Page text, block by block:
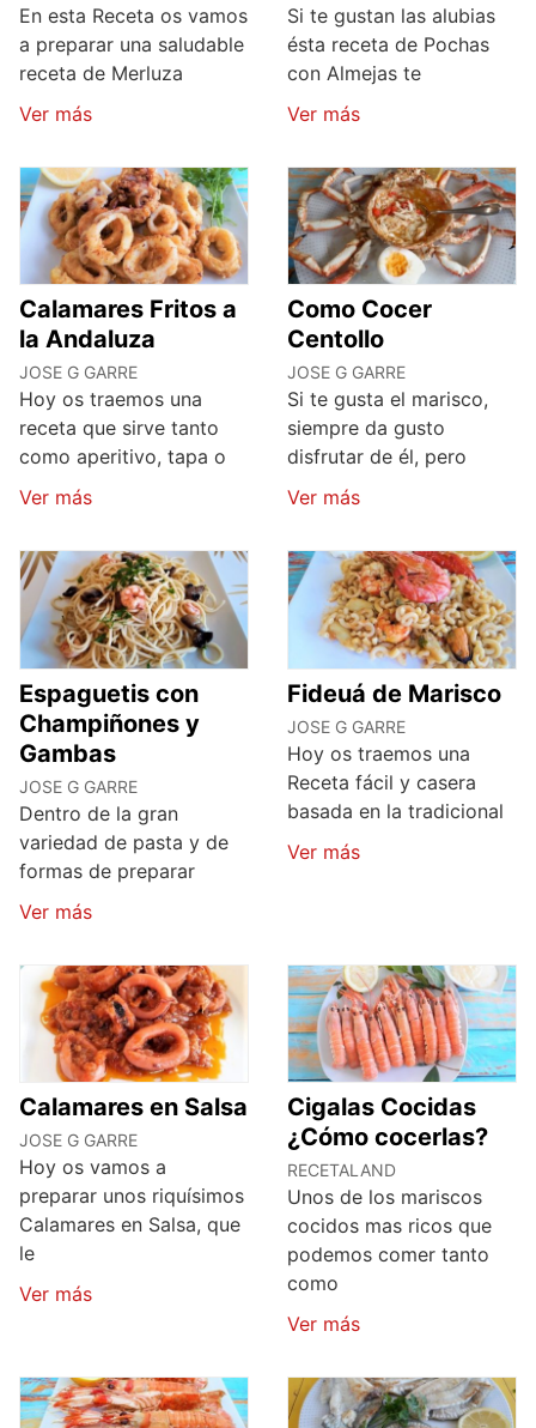
En esta Receta os vamos
a preparar una saludable
receta de Merluza
Ver más
Si te gustan las alubias
ésta receta de Pochas
con Almejas te
Ver más
Calamares Fritos a
la Andaluza
JOSE G GARRE
Hoy os traemos una
receta que sirve tanto
como aperitivo, tapa o
Ver más
Como Cocer
Centollo
JOSE G GARRE
Si te gusta el marisco,
siempre da gusto
disfrutar de él, pero
Ver más
Espaguetis con
Champiñones y
Gambas
JOSE G GARRE
Dentro de la gran
variedad de pasta y de
formas de preparar
Ver más
Fideuá de Marisco
JOSE G GARRE
Hoy os traemos una
Receta fácil y casera
basada en la tradicional
Ver más
Calamares en Salsa
JOSE G GARRE
Hoy os vamos a
preparar unos riquísimos
Calamares en Salsa, que
le
Ver más
Cigalas Cocidas
¿Cómo cocerlas?
RECETALAND
Unos de los mariscos
cocidos mas ricos que
podemos comer tanto
como
Ver más